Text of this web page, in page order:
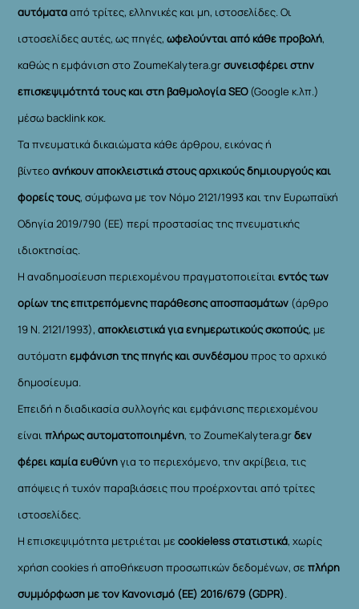
αυτόματααπό τρίτες, ελληνικές και μη, ιστοσελίδες. Οι
ιστοσελίδες αυτές, ως πηγές,ωφελούνται από κάθε προβολή,
καθώς η εμφάνιση στο ZoumeKalytera.grσυνεισφέρει στην
επισκεψιμότητά τους και στη βαθμολογία SEO(Google κ.λπ.)
μέσω backlink κοκ.
Τα πνευματικά δικαιώματα κάθε άρθρου, εικόνας ή
βίντεοανήκουν αποκλειστικά στους αρχικούς δημιουργούς και
φορείς τους, σύμφωνα με τον Νόμο 2121/1993 και την Ευρωπαϊκή
Οδηγία 2019/790 (ΕΕ) περί προστασίας της πνευματικής
ιδιοκτησίας.
Η αναδημοσίευση περιεχομένου πραγματοποιείταιεντός των
ορίων της επιτρεπόμενης παράθεσης αποσπασμάτων (άρθρο
19 Ν. 2121/1993), αποκλειστικά για ενημερωτικούς σκοπούς, με
αυτόματηεμφάνιση της πηγής και συνδέσμουπρος το αρχικό
δημοσίευμα.
Επειδή η διαδικασία συλλογής και εμφάνισης περιεχομένου
είναιπλήρως αυτοματοποιημένη, το ZoumeKalytera.grδεν
φέρει καμία ευθύνηγια το περιεχόμενο, την ακρίβεια, τις
απόψεις ή τυχόν παραβιάσεις που προέρχονται από τρίτες
ιστοσελίδες.
Η επισκεψιμότητα μετριέται μεcookieless στατιστικά, χωρίς
χρήση cookies ή αποθήκευση προσωπικών δεδομένων, σεπλήρη
συμμόρφωση με τον Κανονισμό (ΕΕ) 2016/679 (GDPR).